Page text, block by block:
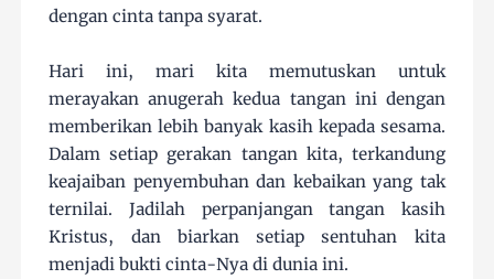
dengan cinta tanpa syarat.
Hari ini, mari kita memutuskan untuk
merayakan anugerah kedua tangan ini dengan
memberikan lebih banyak kasih kepada sesama.
Dalam setiap gerakan tangan kita, terkandung
keajaiban penyembuhan dan kebaikan yang tak
ternilai. Jadilah perpanjangan tangan kasih
Kristus, dan biarkan setiap sentuhan kita
menjadi bukti cinta-Nya di dunia ini.